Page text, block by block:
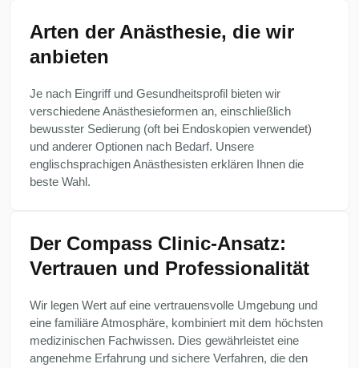
Arten der Anästhesie, die wir
anbieten
Je nach Eingriff und Gesundheitsprofil bieten wir
verschiedene Anästhesieformen an, einschließlich
bewusster Sedierung (oft bei Endoskopien verwendet)
und anderer Optionen nach Bedarf. Unsere
englischsprachigen Anästhesisten erklären Ihnen die
beste Wahl.
Der Compass Clinic-Ansatz:
Vertrauen und Professionalität
Wir legen Wert auf eine vertrauensvolle Umgebung und
eine familiäre Atmosphäre, kombiniert mit dem höchsten
medizinischen Fachwissen. Dies gewährleistet eine
angenehme Erfahrung und sichere Verfahren, die den